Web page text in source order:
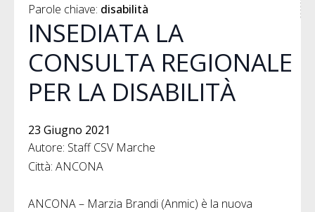
Parole chiave: disabilità
INSEDIATA LA
CONSULTA REGIONALE
PER LA DISABILITÀ
23 Giugno 2021
Autore: Staff CSV Marche
Città: ANCONA
ANCONA – Marzia Brandi (Anmic) è la nuova